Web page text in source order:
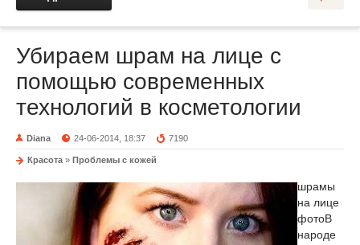
Убираем шрам на лице с
помощью современных
технологий в косметологии
Diana 24-06-2014, 18:37 7190
Красота » Проблемы с кожей
шрамы
на лице
фотоВ
народе